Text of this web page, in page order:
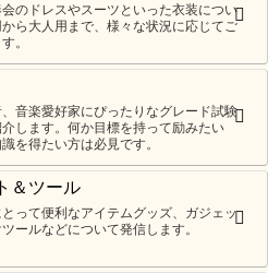
のドレスやスーツといった衣装につい
ら大人用まで、様々な状況に応じてご
。
音楽愛好家にぴったりなグレード試験
します。何か目標を持って励みたい
を得たい方は必見です。
＆ツール
って便利なアイテムグッズ、ガジェッ
ールなどについて発信します。